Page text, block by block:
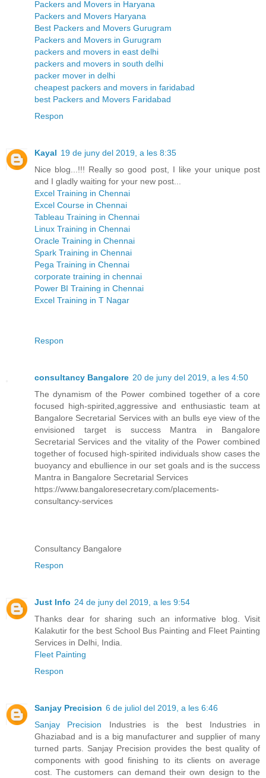
Packers and Movers in Haryana
Packers and Movers Haryana
Best Packers and Movers Gurugram
Packers and Movers in Gurugram
packers and movers in east delhi
packers and movers in south delhi
packer mover in delhi
cheapest packers and movers in faridabad
best Packers and Movers Faridabad
Respon
Kayal 19 de juny del 2019, a les 8:35
Nice blog...!!! Really so good post, I like your unique post
and I gladly waiting for your new post...
Excel Training in Chennai
Excel Course in Chennai
Tableau Training in Chennai
Linux Training in Chennai
Oracle Training in Chennai
Spark Training in Chennai
Pega Training in Chennai
corporate training in chennai
Power BI Training in Chennai
Excel Training in T Nagar
Respon
consultancy Bangalore 20 de juny del 2019, a les 4:50
The dynamism of the Power combined together of a core
focused high-spirited,aggressive and enthusiastic team at
Bangalore Secretarial Services with an bulls eye view of the
envisioned target is success Mantra in Bangalore
Secretarial Services and the vitality of the Power combined
together of focused high-spirited individuals show cases the
buoyancy and ebullience in our set goals and is the success
Mantra in Bangalore Secretarial Services
https://www.bangaloresecretary.com/placements-
consultancy-services
Consultancy Bangalore
Respon
Just Info 24 de juny del 2019, a les 9:54
Thanks dear for sharing such an informative blog. Visit
Kalakutir for the best School Bus Painting and Fleet Painting
Services in Delhi, India.
Fleet Painting
Respon
Sanjay Precision 6 de juliol del 2019, a les 6:46
Sanjay Precision Industries is the best Industries in
Ghaziabad and is a big manufacturer and supplier of many
turned parts. Sanjay Precision provides the best quality of
components with good finishing to its clients on average
cost. The customers can demand their own design to the